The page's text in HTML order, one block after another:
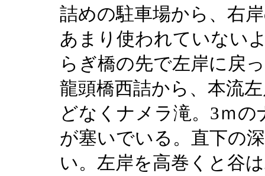
詰めの駐車場から、右
あまり使われていない
らぎ橋の先で左岸に戻
龍頭橋西詰から、本流
どなくナメラ滝。3ｍ
が塞いでいる。直下の
い。左岸を高巻くと谷